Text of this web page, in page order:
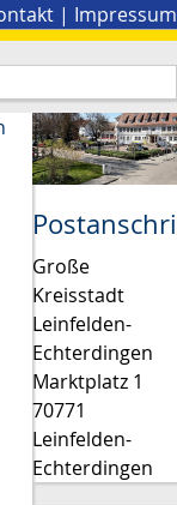
| Impressum
Große
Kreisstadt
Leinfelden-
Echterdingen
Marktplatz 1
70771
Leinfelden-
Echterdingen